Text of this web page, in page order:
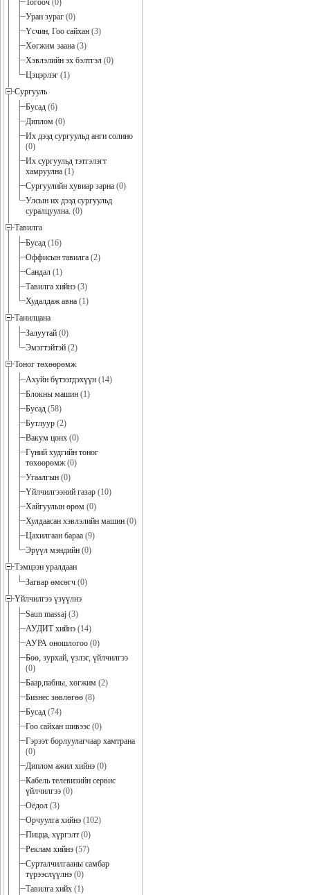
Тогооч (0)
Уран зураг (0)
Үсчин, Гоо сайхан (3)
Хөгжим заана (3)
Хэвлэлийн эх бэлтгэл (0)
Цэцэрлэг (1)
Сургууль
Бусад (6)
Диплом (0)
Их дээд сургуульд анги солино
(0)
Их сургуульд тэтгэлэгт
хамруулна (1)
Сургуулийн хувиар зарна (0)
Улсын их дээд сургуульд
суралцуулна. (0)
Тавилга
Бусад (16)
Оффисын тавилга (2)
Сандал (1)
Тавилга хийнэ (3)
Худалдаж авна (1)
Танилцана
Залуутай (0)
Эмэгтэйтэй (2)
Тоног төхөөрөмж
Ахуйн бүтээгдэхүүн (14)
Блокны машин (1)
Бусад (58)
Бутлуур (2)
Вакум цонх (0)
Гүний худгийн тоног
төхөөрөмж(0)
Угаалгын (0)
Үйлчилгээний газар (10)
Хайгуулын өрөм (0)
Хулдаасан хэвлэлийн машин (0)
Цахилгаан бараа (9)
Эрүүл мэндийн (0)
Тэмцээн уралдаан
Загвар өмсөгч (0)
Үйлчилгээ үзүүлнэ
Saun massaj (3)
АУДИТ хийнэ (14)
АУРА оношлогоо (0)
Бөө, зурхай, үзлэг, үйлчилгээ
(0)
Баар,пабны, хөгжим (2)
Бизнес зөвлөгөө (8)
Бусад (74)
Гоо сайхан шивээс (0)
Гэрээт борлуулагчаар хамтрана
(0)
Диплом ажил хийнэ (0)
Кабель телевизийн сервис
үйлчилгээ (0)
Оёдол (3)
Орчуулга хийнэ (102)
Пицца, хүргэлт (0)
Реклам хийнэ (57)
Сурталчилгааны самбар
түрээслүүлнэ (0)
Тавилга хийх (1)